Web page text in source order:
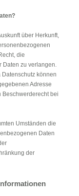
über Herkunft,
die
Daten zu verlangen.
können
Adresse
Beschwerderecht bei
Umständen die
Daten
der